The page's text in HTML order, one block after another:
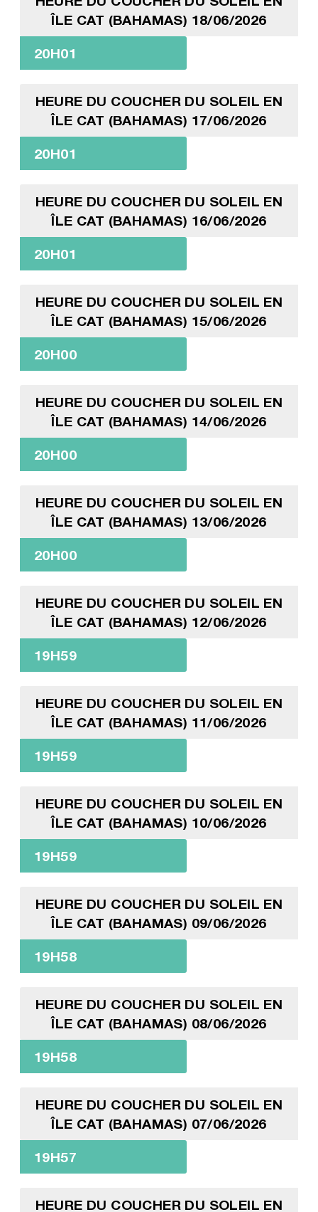
ÎLE CAT (BAHAMAS) 18/06/2026
20H01
HEURE DU COUCHER DU SOLEIL EN
ÎLE CAT (BAHAMAS) 17/06/2026
20H01
HEURE DU COUCHER DU SOLEIL EN
ÎLE CAT (BAHAMAS) 16/06/2026
20H01
HEURE DU COUCHER DU SOLEIL EN
ÎLE CAT (BAHAMAS) 15/06/2026
20H00
HEURE DU COUCHER DU SOLEIL EN
ÎLE CAT (BAHAMAS) 14/06/2026
20H00
HEURE DU COUCHER DU SOLEIL EN
ÎLE CAT (BAHAMAS) 13/06/2026
20H00
HEURE DU COUCHER DU SOLEIL EN
ÎLE CAT (BAHAMAS) 12/06/2026
19H59
HEURE DU COUCHER DU SOLEIL EN
ÎLE CAT (BAHAMAS) 11/06/2026
19H59
HEURE DU COUCHER DU SOLEIL EN
ÎLE CAT (BAHAMAS) 10/06/2026
19H59
HEURE DU COUCHER DU SOLEIL EN
ÎLE CAT (BAHAMAS) 09/06/2026
19H58
HEURE DU COUCHER DU SOLEIL EN
ÎLE CAT (BAHAMAS) 08/06/2026
19H58
HEURE DU COUCHER DU SOLEIL EN
ÎLE CAT (BAHAMAS) 07/06/2026
19H57
HEURE DU COUCHER DU SOLEIL EN